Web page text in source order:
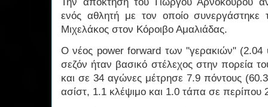
ενός αθλητή με τον οποίο συνεργάστηκε
Μιχελάκος στον Κόροιβο Αμαλιάδας.
Ο νέος power forward των "γερακιών" (2.04
σεζόν ήταν βασικό στέλεχος στην πορεία
και σε 34 αγώνες μέτρησε 7.9 πόντους
ασίστ, 1.1 κλέψιμο και 1.0 τάπα σε περίπου